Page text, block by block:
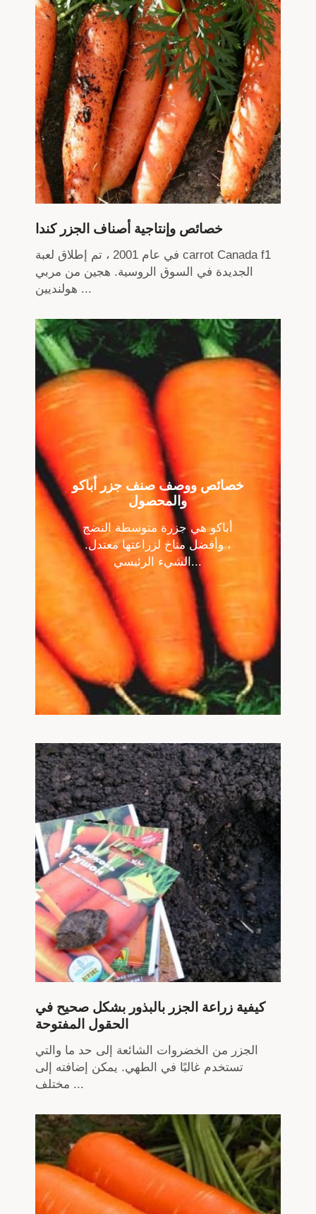
خصائص وإنتاجية أصناف الجزر كندا
في عام 2001 ، تم إطلاق لعبة carrot Canada f1
الجديدة في السوق الروسية. هجين من مربي
هولنديين ...
خصائص ووصف صنف جزر أباكو
والمحصول
أباكو هي جزرة متوسطة النضج
، وأفضل مناخ لزراعتها معتدل.
الشيء الرئيسي...
كيفية زراعة الجزر بالبذور بشكل صحيح في
الحقول المفتوحة
الجزر من الخضروات الشائعة إلى حد ما والتي
تستخدم غالبًا في الطهي. يمكن إضافته إلى
مختلف ...